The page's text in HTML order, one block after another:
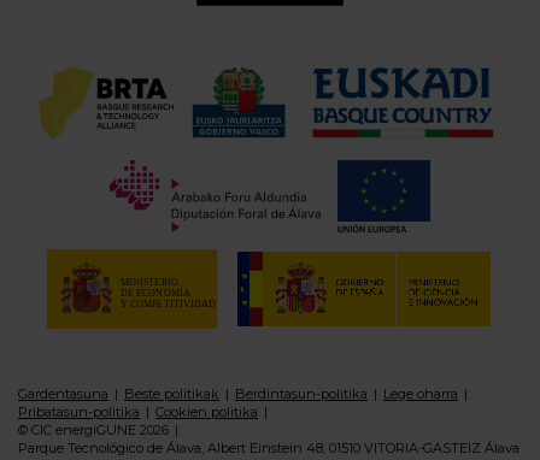
Gardentasuna Beste politikak Berdintasun-politika
Lege oharra
Pribatasun-politika
Cookien politika
© CIC energiGUNE 2026
Parque Tecnológico de Álava, Albert Einstein 48, 01510 VITORIA-GASTEIZ Álava